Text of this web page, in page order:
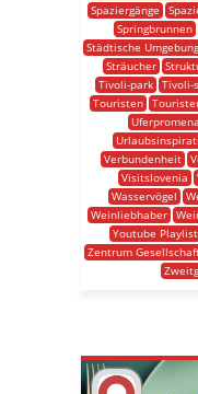
Spaziergänge
Springbrunnen
Städtische Umgebung
Sträucher
Tivoli-park Tivoli-
Touristen
Verbundenheit
Visitslovenia
Wasservögel
Weinliebhaber
Youtube Playlist
Zentrum